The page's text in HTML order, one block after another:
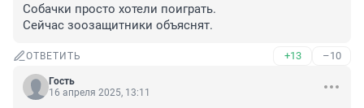
Собачки просто хотели поиграть.
Сейчас зоозащитники объяснят.
ОТВЕТИТЬ +13 –10
Гость
16 апреля 2025, 13:11